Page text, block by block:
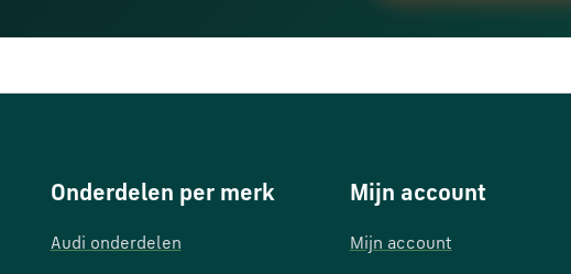
Onderdelen per merk
Audi onderdelen
Mijn account
Mijn account